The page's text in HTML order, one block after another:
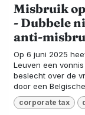
Misbruik
- Dubbele
anti-
Op 6 juni 2025
Leuven een
beslecht over de
door een
corporate tax